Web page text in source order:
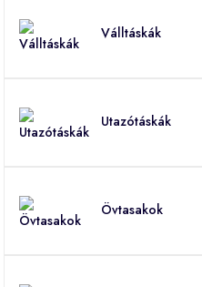
Válltáskák
Utazótáskák
Övtasakok